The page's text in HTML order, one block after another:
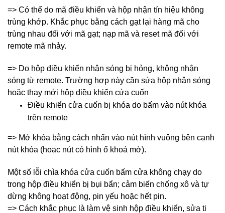
=> Có thể do mã điều khiển và hộp nhận tín hiệu không
trùng khớp. Khắc phục bằng cách gạt lại hàng mã cho
trùng nhau đối với mã gạt; nạp mã và reset mã đối với
remote mã nhảy.
=> Do hộp điều khiển nhận sóng bị hỏng, không nhận
sóng từ remote. Trường hợp này cần sửa hộp nhận sóng
hoặc thay mới hộp điều khiển cửa cuốn
Điều khiển cửa cuốn bị khóa do bấm vào nút khóa
trên remote
=> Mở khóa bằng cách nhấn vào nút hình vuông bên cạnh
nút khóa (hoạc nút có hình ổ khoá mở).
Một số lỗi chìa khóa cửa cuốn bấm cửa không chạy do
trong hộp điều khiển bị bụi bẩn; cảm biến chống xô và tự
dừng không hoạt động, pin yếu hoặc hết pin.
=> Cách khắc phục là làm vệ sinh hộp điều khiển, sửa ti